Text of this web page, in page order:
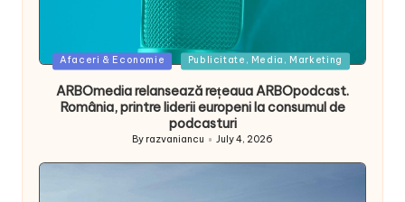
Posted
Afaceri & Economie Publicitate, Media, Marketing
ARBOmedia relansează rețeaua ARBOpodcast.
România, printre liderii europeni la consumul de
podcasturi
Posted
By razvaniancu July 4, 2026